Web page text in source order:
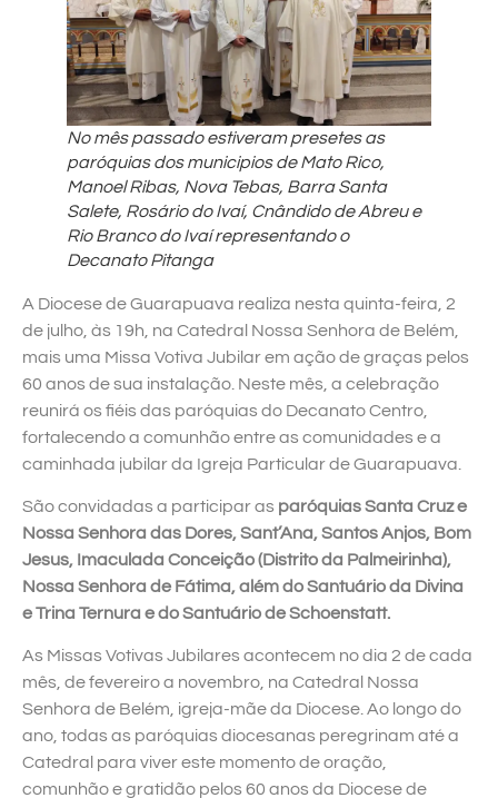
No mês passado estiveram presetes as
paróquias dos municipios de Mato Rico,
Manoel Ribas, Nova Tebas, Barra Santa
Salete, Rosário do Ivaí, Cnândido de Abreu e
Rio Branco do Ivaí representando o
Decanato Pitanga
A Diocese de Guarapuava realiza nesta quinta-feira, 2
de julho, às 19h, na Catedral Nossa Senhora de Belém,
mais uma Missa Votiva Jubilar em ação de graças pelos
60 anos de sua instalação. Neste mês, a celebração
reunirá os fiéis das paróquias do Decanato Centro,
fortalecendo a comunhão entre as comunidades e a
caminhada jubilar da Igreja Particular de Guarapuava.
São convidadas a participar as paróquias Santa Cruz e
Nossa Senhora das Dores, Sant’Ana, Santos Anjos, Bom
Jesus, Imaculada Conceição (Distrito da Palmeirinha),
Nossa Senhora de Fátima, além do Santuário da Divina
e Trina Ternura e do Santuário de Schoenstatt.
As Missas Votivas Jubilares acontecem no dia 2 de cada
mês, de fevereiro a novembro, na Catedral Nossa
Senhora de Belém, igreja-mãe da Diocese. Ao longo do
ano, todas as paróquias diocesanas peregrinam até a
Catedral para viver este momento de oração,
comunhão e gratidão pelos 60 anos da Diocese de